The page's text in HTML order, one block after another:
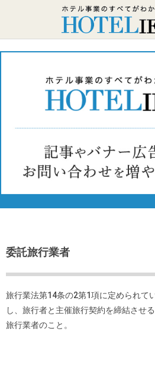
委託旅行業者
旅行業法第14条の2第1項に定められて
し、旅行者と主催旅行契約を締結させ
旅行業者のこと。